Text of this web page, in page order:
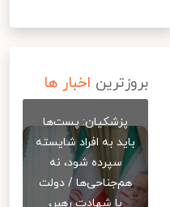
بروزترین اخبار ها
پزشکیان: پست‌ها
باید به افراد شایسته
سپرده شود، نه
هم‌جناحی‌ها / دولت
با شهادت رهبر،